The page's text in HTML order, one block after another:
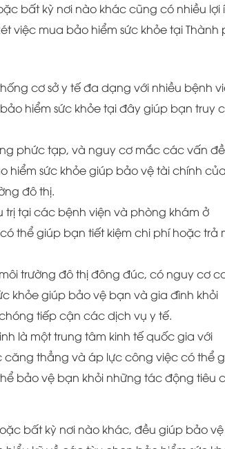
bất kỳ nơi nào khác cũng có nhiều lợi
việc mua bảo hiểm sức khỏe tại Thành
cơ sở y tế đa dạng với nhiều bệnh
hiểm sức khỏe tại đây giúp bạn truy
phức tạp, và nguy cơ mắc các vấn đề
hiểm sức khỏe giúp bảo vệ tài chính của
đô thị.
trị tại các bệnh viện và phòng khám ở
thể giúp bạn tiết kiệm chi phí hoặc trả
trường đô thị đông đúc, có nguy cơ
khỏe giúp bảo vệ bạn và gia đình khỏi
tiếp cận các dịch vụ y tế.
là một trung tâm kinh tế quốc gia với
căng thẳng và áp lực công việc có thể
bảo vệ bạn khỏi những tác động tiêu
bất kỳ nơi nào khác, đều giúp bảo